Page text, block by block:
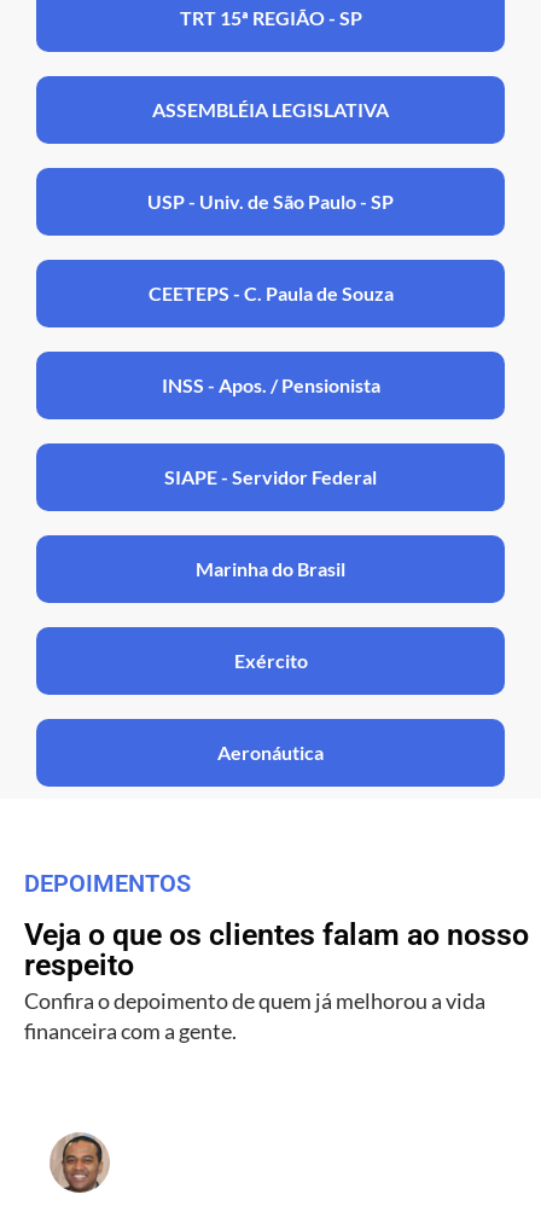
TRT 15ª REGIÃO - SP
ASSEMBLÉIA LEGISLATIVA
USP - Univ. de São Paulo - SP
CEETEPS - C. Paula de Souza
INSS - Apos. / Pensionista
SIAPE - Servidor Federal
Marinha do Brasil
Exército
Aeronáutica
DEPOIMENTOS
Veja o que os clientes falam ao nosso
respeito
Confira o depoimento de quem já melhorou a vida
financeira com a gente.